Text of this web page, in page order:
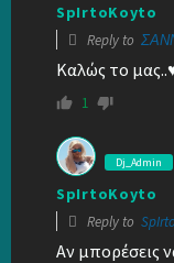
SpIrtoKoyto
Reply to
Καλώς το
1
Dj_Admin
SpIrtoKoyto
Reply to
Αν μπορέσεις